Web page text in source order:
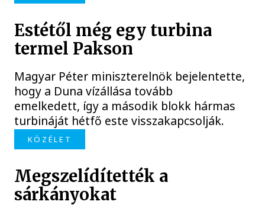
Estétől még egy turbina
termel Pakson
Magyar Péter miniszterelnök bejelentette,
hogy a Duna vízállása tovább
emelkedett, így a második blokk hármas
turbináját hétfő este visszakapcsolják.
KÖZÉLET
Megszelídítették a
sárkányokat